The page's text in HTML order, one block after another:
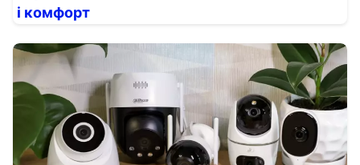
і комфорт